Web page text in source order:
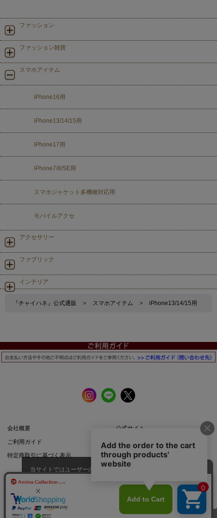
ファッション
ファッション雑貨
スマホアイテム
iPhone16用
iPhone13/14/15用
iPhone17用
iPhone7/8/SE用
スマホジャケット多機種対応用
モバイルアクセ
アクセサリー
ファブリック
インテリア
『チャイハネ』公式通販 > スマホアイテム > iPhone13/14/15用
会社概要
公式サイト
ご利用ガイド
店舗一覧
特定商取引に基づく表示
プライバシーポリシー
スマートフォン | PCサイト
当サイトではユーザーの利便性向